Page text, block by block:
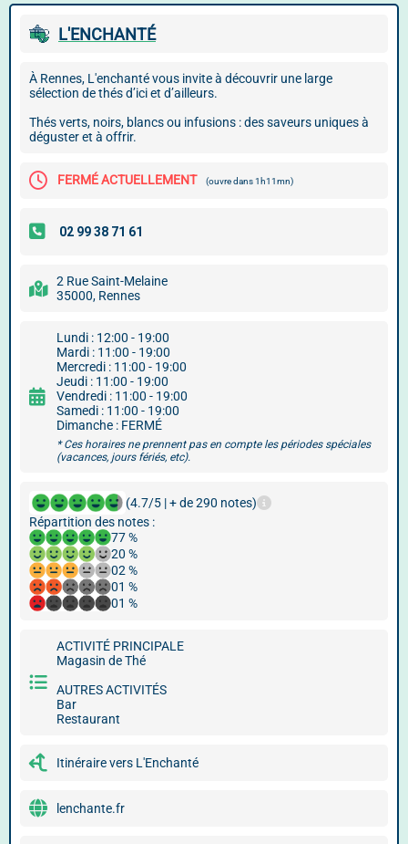
L'ENCHANTÉ
À Rennes, L'enchanté vous invite à découvrir une large
sélection de thés d’ici et d’ailleurs.
Thés verts, noirs, blancs ou infusions : des saveurs uniques à
déguster et à offrir.
FERMÉ ACTUELLEMENT (ouvre dans 1h11mn)
2 Rue Saint-Melaine
35000, Rennes
Lundi : 12:00 - 19:00
Mardi : 11:00 - 19:00
Mercredi : 11:00 - 19:00
Jeudi : 11:00 - 19:00
Vendredi : 11:00 - 19:00
Samedi : 11:00 - 19:00
Dimanche : FERMÉ
* Ces horaires ne prennent pas en compte les périodes spéciales
(vacances, jours fériés, etc).
(4.7/5 | + de 290 notes)
Répartition des notes :
77 %
20 %
02 %
01 %
01 %
ACTIVITÉ PRINCIPALE
Magasin de Thé
AUTRES ACTIVITÉS
Bar
Restaurant
Itinéraire vers L'Enchanté
lenchante.fr